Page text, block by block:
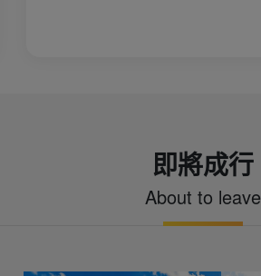
即將成行
About to leave